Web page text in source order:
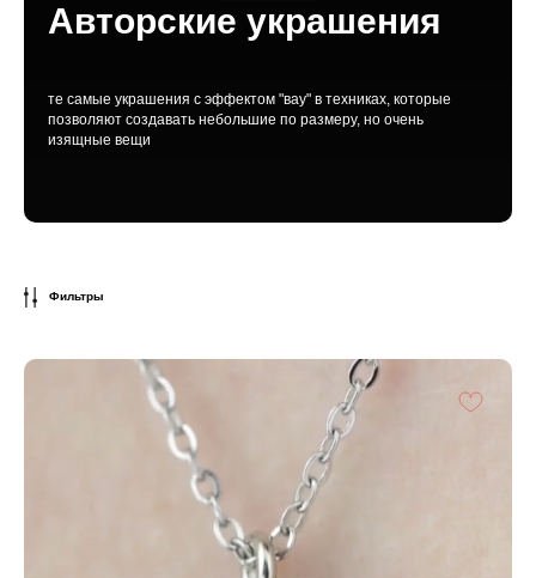
Авторские украшения
те самые украшения с эффектом "вау" в техниках, которые
позволяют создавать небольшие по размеру, но очень
изящные вещи
Фильтры